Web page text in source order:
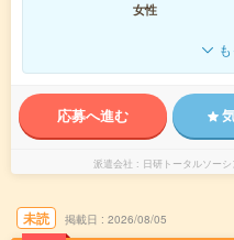
女性
応募へ進む
派遣会社 日研トータルソー
未読 掲載日 2026/08/05